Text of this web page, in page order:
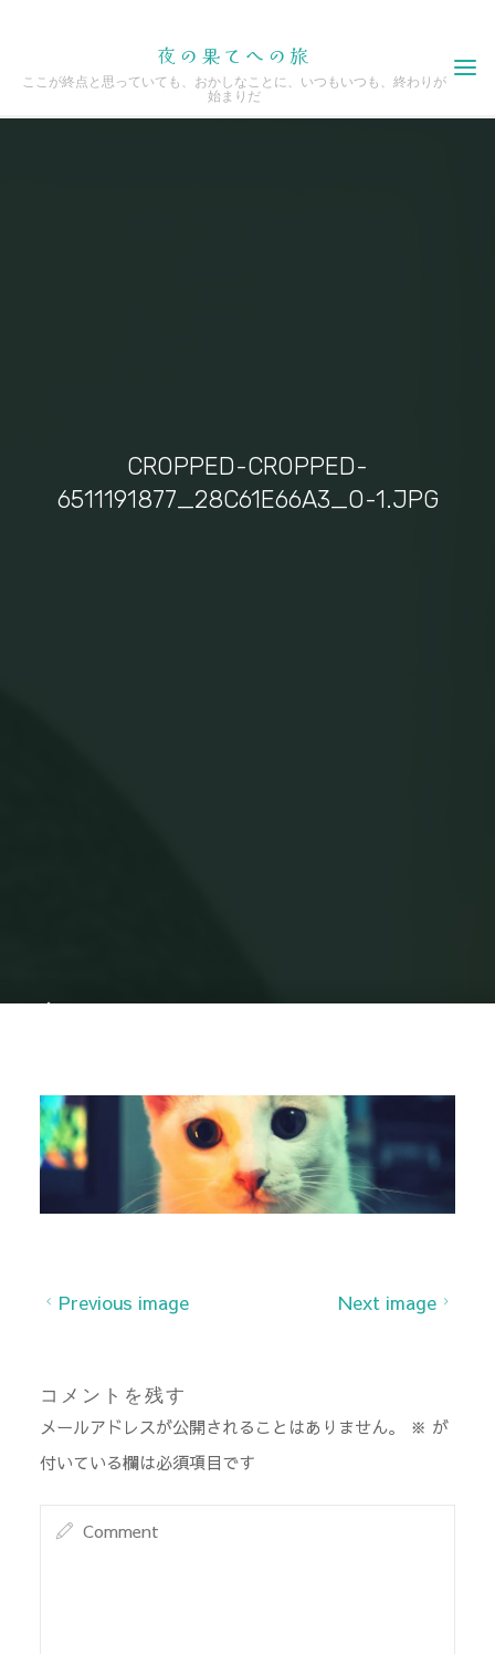
content
夜の果てへの旅
ここが終点と思っていても、おかしなことに、いつもいつも、終わりが
始まりだ
CROPPED-CROPPED-
6511191877_28C61E66A3_O-1.JPG
Home
Previous image Next image
コメントを残す
メールアドレスが公開されることはありません。 ※ が
付いている欄は必須項目です